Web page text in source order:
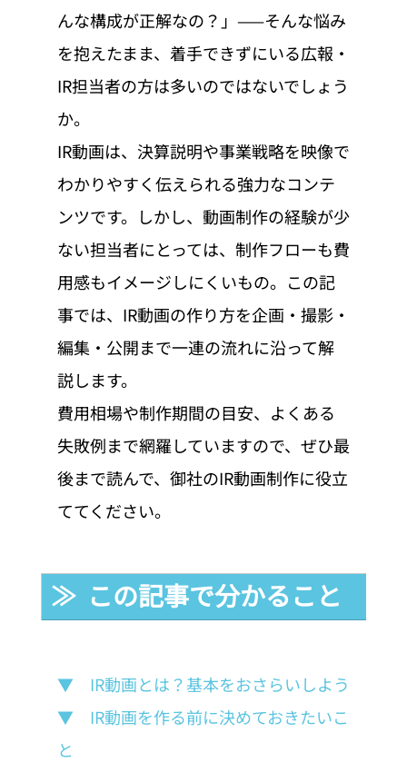
んな構成が正解なの？」——そんな悩み
を抱えたまま、着手できずにいる広報・
IR担当者の方は多いのではないでしょう
か。
IR動画は、決算説明や事業戦略を映像で
わかりやすく伝えられる強力なコンテ
ンツです。しかし、動画制作の経験が少
ない担当者にとっては、制作フローも費
用感もイメージしにくいもの。この記
事では、IR動画の作り方を企画・撮影・
編集・公開まで一連の流れに沿って解
説します。
費用相場や制作期間の目安、よくある
失敗例まで網羅していますので、ぜひ最
後まで読んで、御社のIR動画制作に役立
ててください。
≫  この記事で分かること
▼　IR動画とは？基本をおさらいしよう
▼　IR動画を作る前に決めておきたいこ
と